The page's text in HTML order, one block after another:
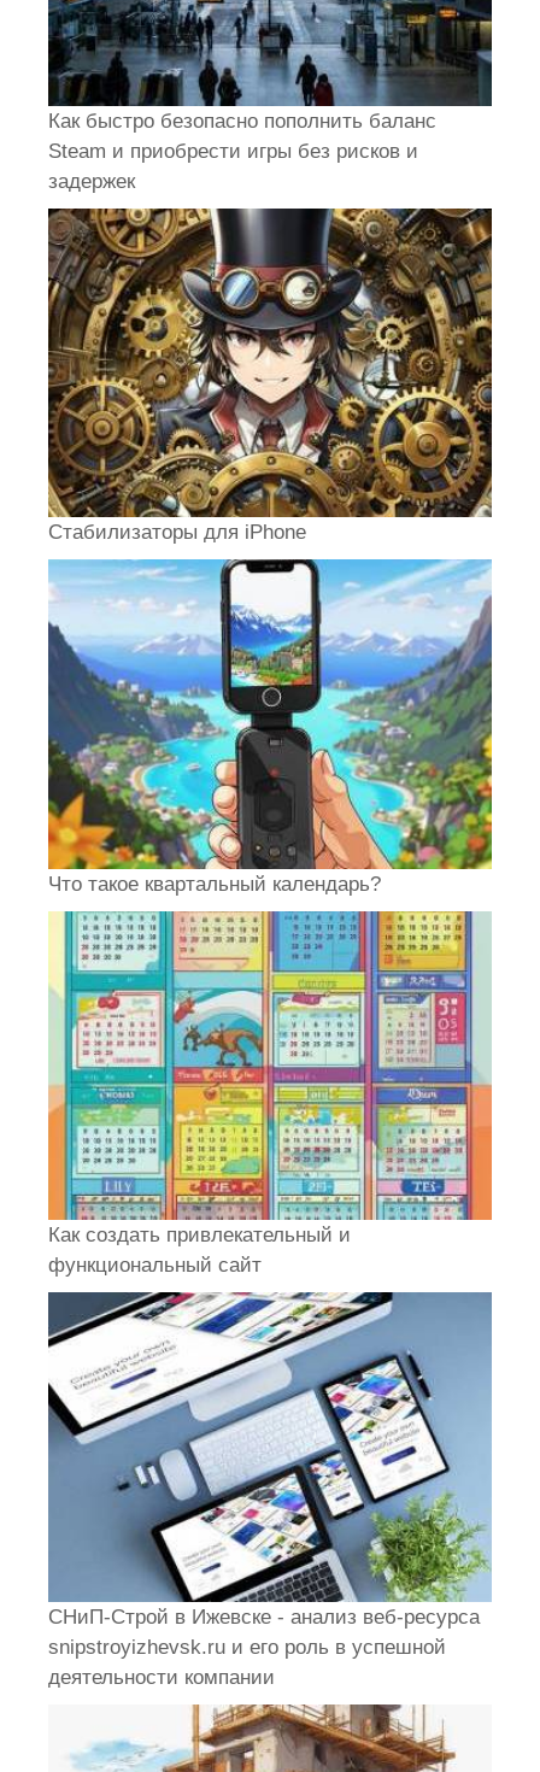
Как быстро безопасно пополнить баланс
Steam и приобрести игры без рисков и
задержек
Стабилизаторы для iPhone
Что такое квартальный календарь?
Как создать привлекательный и
функциональный сайт
СНиП-Строй в Ижевске - анализ веб-ресурса
snipstroyizhevsk.ru и его роль в успешной
деятельности компании